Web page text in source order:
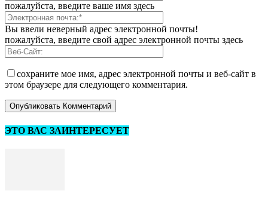
пожалуйста, введите ваше имя здесь
Вы ввели неверный адрес электронной почты!
пожалуйста, введите свой адрес электронной почты здесь
сохраните мое имя, адрес электронной почты и веб-сайт в
этом браузере для следующего комментария.
ЭТО ВАС ЗАИНТЕРЕСУЕТ